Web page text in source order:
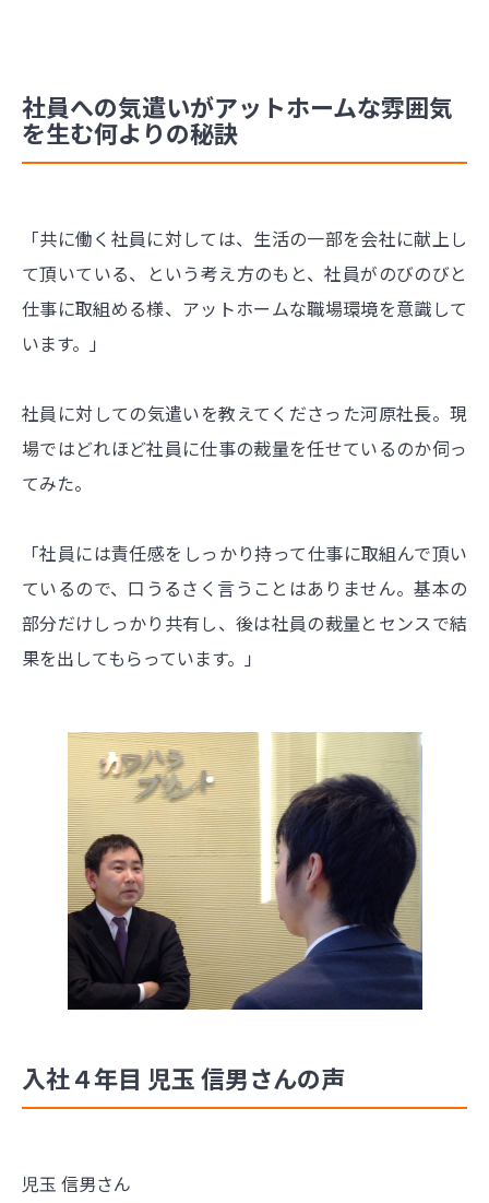
社員への気遣いがアットホームな雰囲気
を生む何よりの秘訣
「共に働く社員に対しては、生活の一部を会社に献上し
て頂いている、という考え方のもと、社員がのびのびと
仕事に取組める様、アットホームな職場環境を意識して
います。」
社員に対しての気遣いを教えてくださった河原社長。現
場ではどれほど社員に仕事の裁量を任せているのか伺っ
てみた。
「社員には責任感をしっかり持って仕事に取組んで頂い
ているので、口うるさく言うことはありません。基本の
部分だけしっかり共有し、後は社員の裁量とセンスで結
果を出してもらっています。」
入社４年目 児玉 信男さんの声
児玉 信男さん